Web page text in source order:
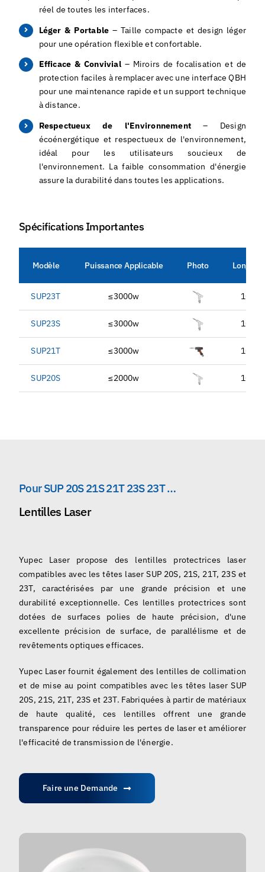
réel de toutes les interfaces.
Léger & Portable – Taille compacte et design léger
pour une opération flexible et confortable.
Efficace & Convivial– Miroirs de focalisation et de
protection faciles à remplacer avec une interface QBH
pour une maintenance rapide et un support technique
à distance.
Respectueux de l'Environnement – Design
écoénergétique et respectueux de l'environnement,
idéal pour les utilisateurs soucieux de
l'environnement. La faible consommation d'énergie
assure la durabilité dans toutes les applications.
Spécifications Importantes
Modèle Puissance Applicable Photo
SUP23T ≤3000w
SUP23S ≤3000w
SUP21T ≤3000w
SUP20S ≤2000w
Pour SUP 20S 21S 21T 23S 23T …
Lentilles Laser
Yupec Laser propose des lentilles protectrices laser
compatibles avec les têtes laser SUP 20S, 21S, 21T, 23S et
23T, caractérisées par une grande précision et une
durabilité exceptionnelle. Ces lentilles protectrices sont
dotées de surfaces polies de haute précision, d'une
excellente précision de surface, de parallélisme et de
revêtements optiques efficaces.
Yupec Laser fournit également des lentilles de collimation
et de mise au point compatibles avec les têtes laser SUP
20S, 21S, 21T, 23S et 23T. Fabriquées à partir de matériaux
de haute qualité, ces lentilles offrent une grande
transparence pour réduire les pertes de laser et améliorer
l'efficacité de transmission de l'énergie.
Faire une Demande